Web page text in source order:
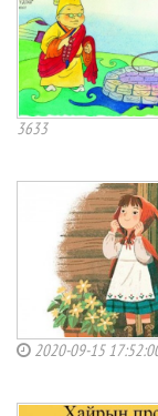
3633
2020-09-15